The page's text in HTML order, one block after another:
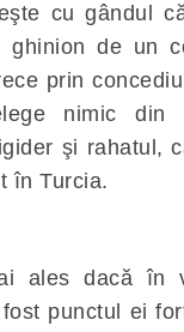
cu gândul
ghinion de un
prin
nimic din
şi rahatul,
în Turcia.
ales dacă în
punctul ei